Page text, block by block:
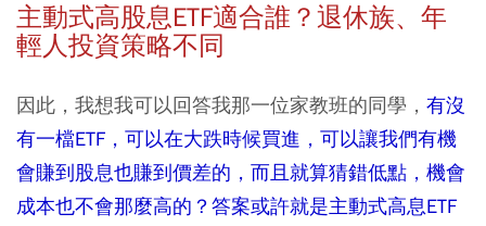
主動式高股息ETF適合誰？退休族、年
輕人投資策略不同
因此，我想我可以回答我那一位家教班的同學， 有沒
有一檔ETF，可以在大跌時候買進，可以讓我們有機
會賺到股息也賺到價差的，而且就算猜錯低點，機會
成本也不會那麼高的？答案或許就是主動式高息ETF